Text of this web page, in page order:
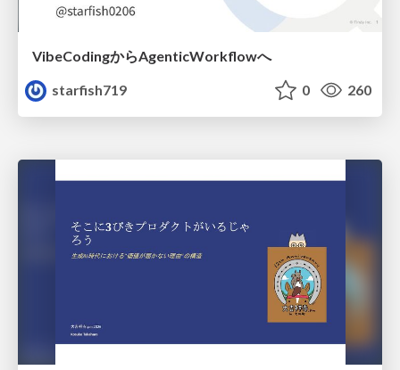
VibeCodingからAgenticWorkflowへ
starfish719
0 260